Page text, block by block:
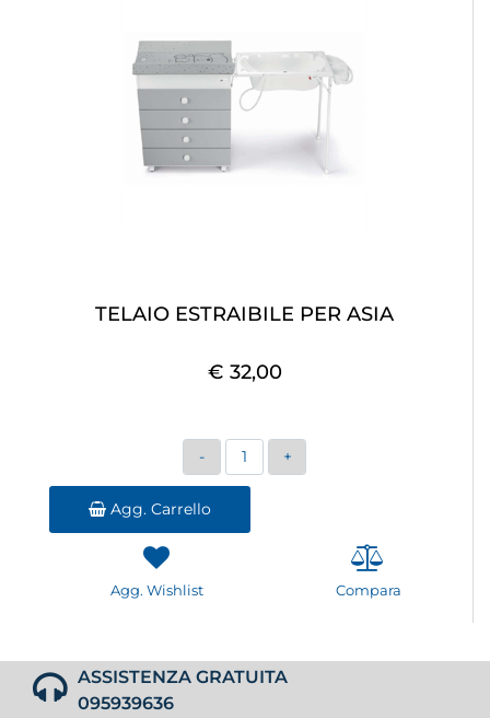
TELAIO ESTRAIBILE PER ASIA
€ 32,00
Quantità
Agg. Carrello
Agg. Wishlist Compara
ASSISTENZA GRATUITA
095939636